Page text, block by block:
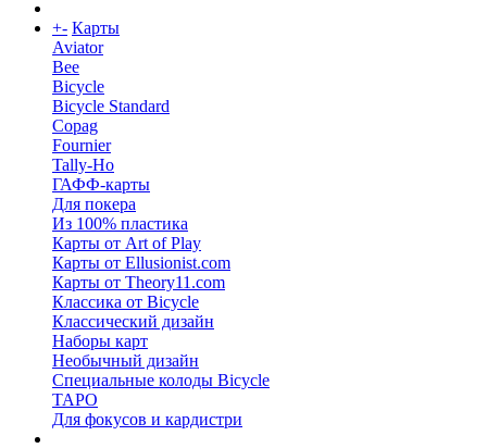
+- Карты
Aviator
Bee
Bicycle
Bicycle Standard
Copag
Fournier
Tally-Ho
ГАФФ-карты
Для покера
Из 100% пластика
Карты от Art of Play
Карты от Ellusionist.com
Карты от Theory11.com
Классика от Bicycle
Классический дизайн
Наборы карт
Необычный дизайн
Специальные колоды Bicycle
ТАРО
Для фокусов и кардистри